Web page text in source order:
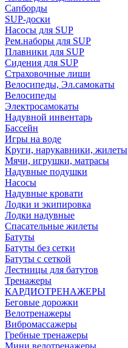
Сапборды
SUP-доски
Насосы для SUP
Рем.наборы для SUP
Плавники для SUP
Сидения для SUP
Страховочные лиши
Велосипеды, Эл.самокаты
Велосипеды
Электросамокаты
Надувной инвентарь
Бассейн
Игры на воде
Круги, нарукавники, жилеты
Мячи, игрушки, матрасы
Надувные подушки
Насосы
Надувные кровати
Лодки и экипировка
Лодки надувные
Спасательные жилеты
Батуты
Батуты без сетки
Батуты с сеткой
Лестницы для батутов
Тренажеры
КАРДИОТРЕНАЖЕРЫ
Беговые дорожки
Велотренажеры
Вибромассажеры
Гребные тренажеры
Мини велотренажеры